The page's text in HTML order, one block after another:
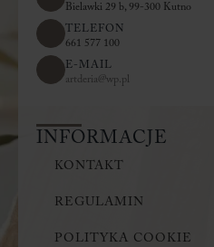
Bielawki 29 b, 99-300 Kutno
TELEFON
661 577 100
E-MAIL
artderia@wp.pl
INFORMACJE
KONTAKT
REGULAMIN
POLITYKA COOKIE